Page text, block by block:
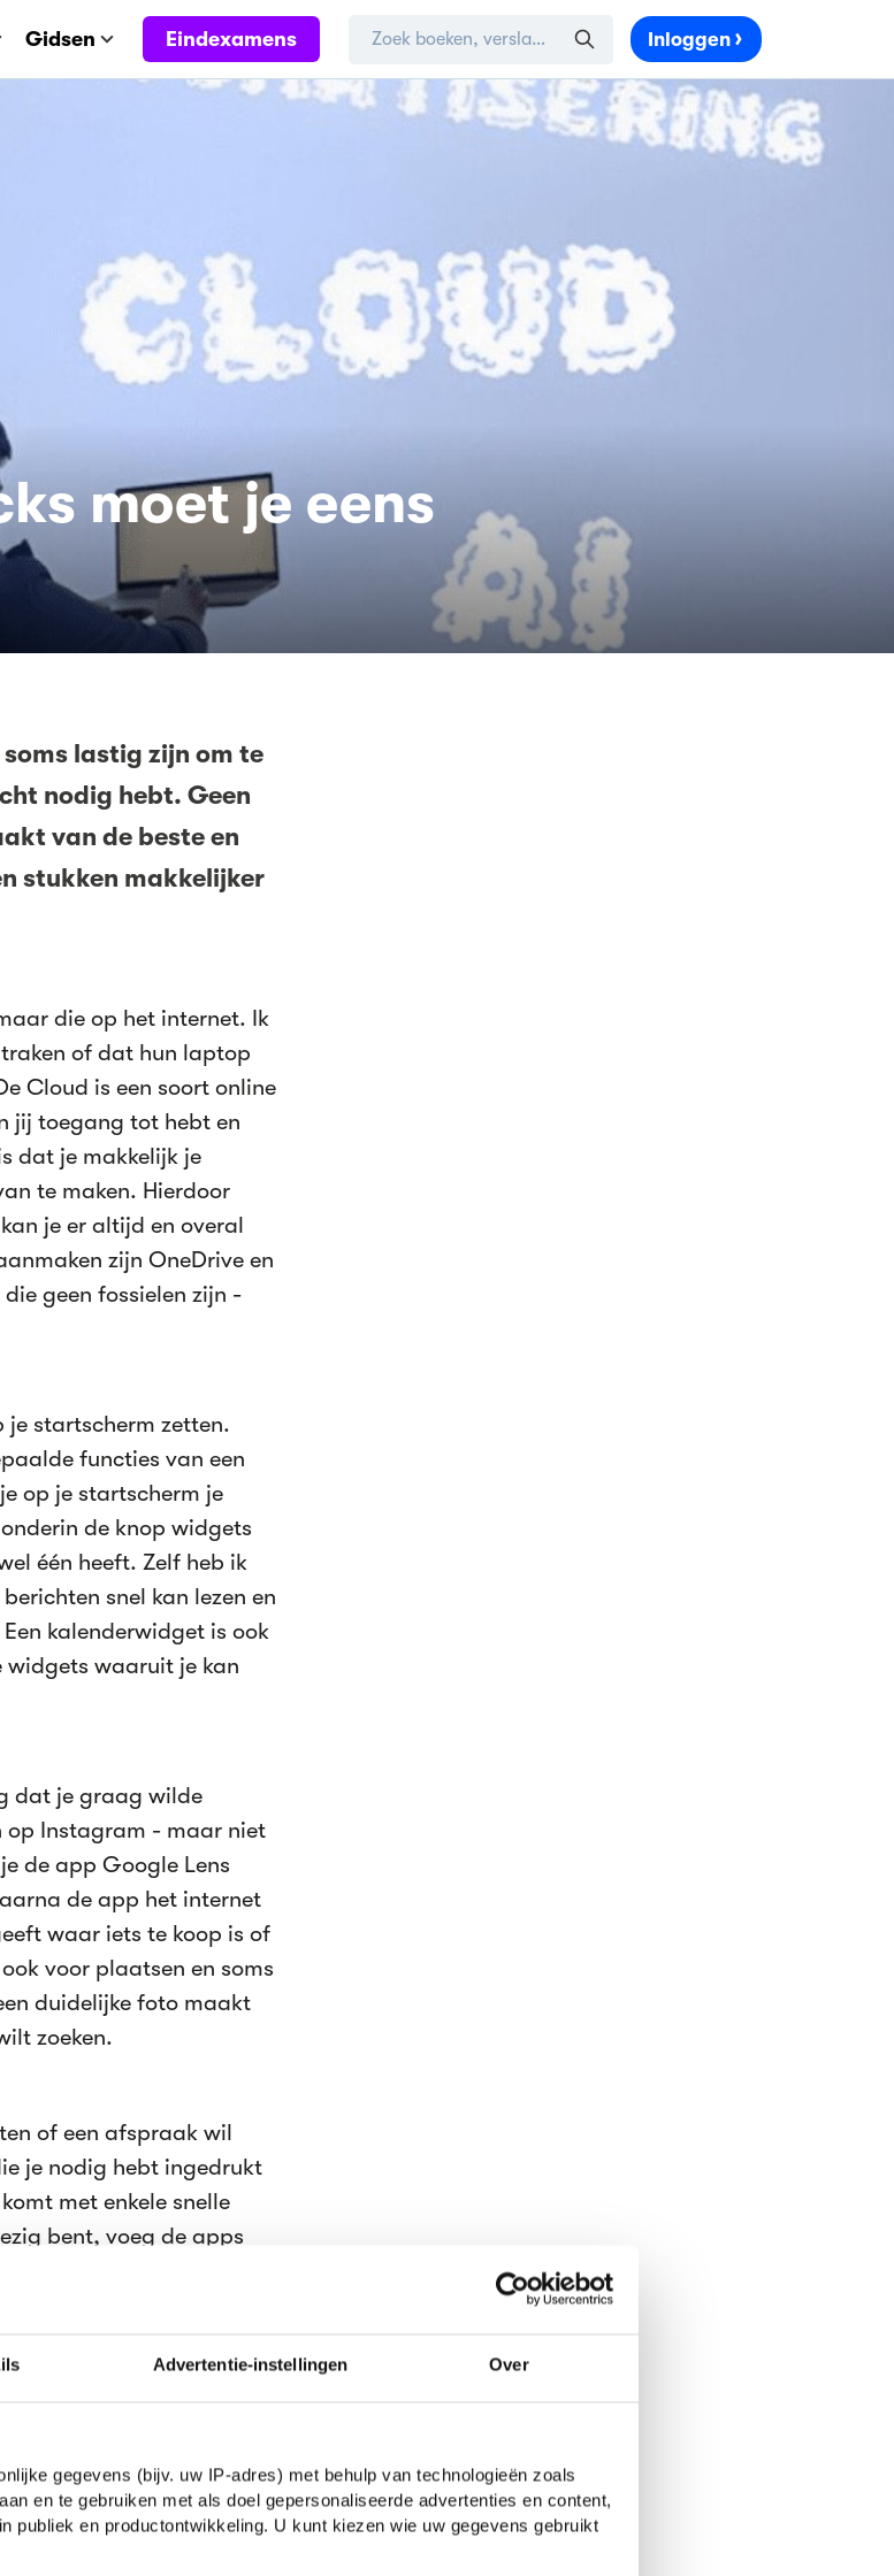
Advertentie-instellingen Over
gegevens (bijv. uw IP-adres) met behulp van technologieën zoals
en te gebruiken met als doel gepersonaliseerde advertenties en content,
publiek en productontwikkeling. U kunt kiezen wie uw gegevens gebruikt
Gidsen Eindexamens Inloggen
moet je eens
lastig zijn om te
nodig hebt. Geen
van de beste en
stukken makkelijker
die op het internet. Ik
of dat hun laptop
Cloud is een soort online
jij toegang tot hebt en
dat je makkelijk je
te maken. Hierdoor
je er altijd en overal
zijn OneDrive en
geen fossielen zijn -
je startscherm zetten.
functies van een
op je startscherm je
de knop widgets
één heeft. Zelf heb ik
snel kan lezen en
kalenderwidget is ook
widgets waaruit je kan
dat je graag wilde
op Instagram - maar niet
de app Google Lens
de app het internet
waar iets te koop is of
voor plaatsen en soms
duidelijke foto maakt
zoeken.
of een afspraak wil
je nodig hebt ingedrukt
met enkele snelle
bent, voeg de apps
ik alle shortcuts
sneller te doen) ga
enkele voor je telefoon
luidsprekerknop in voor
om de felheid ervan
is dit niet het hardste